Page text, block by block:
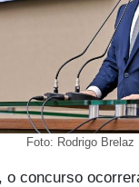
Foto: Rodrigo Brelaz
o concurso